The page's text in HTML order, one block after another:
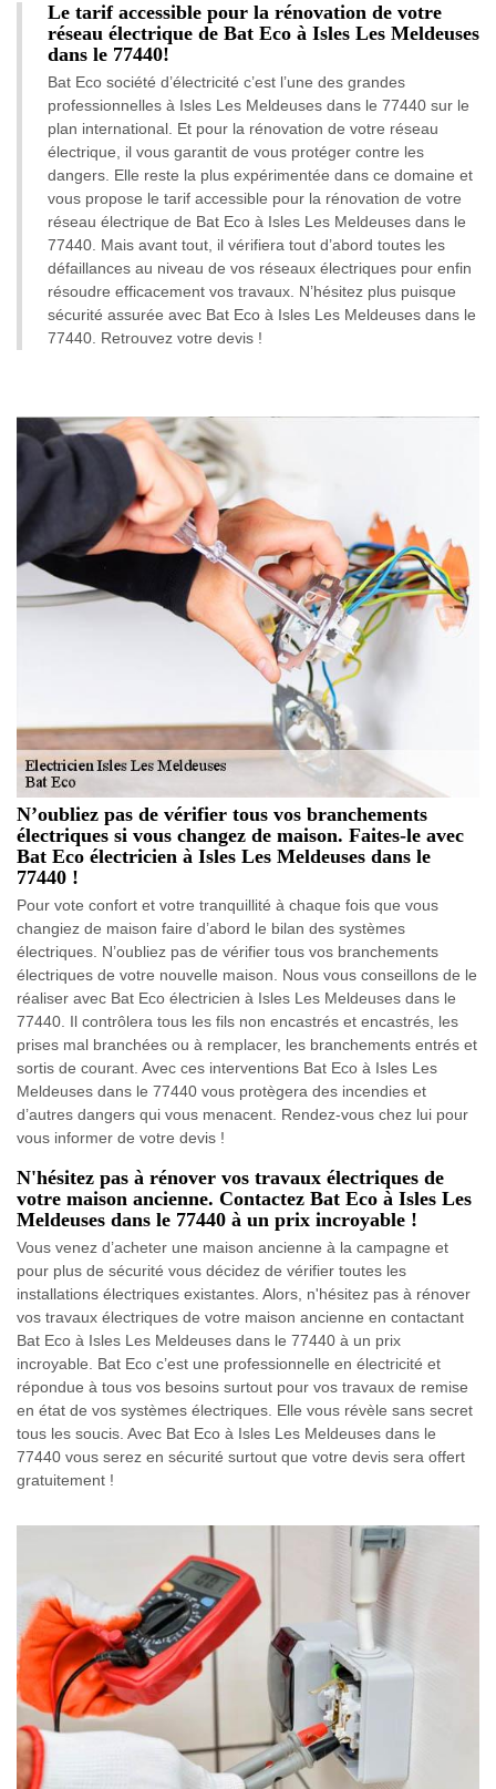
Le tarif accessible pour la rénovation de votre
réseau électrique de Bat Eco à Isles Les Meldeuses
dans le 77440!
Bat Eco société d’électricité c’est l’une des grandes
professionnelles à Isles Les Meldeuses dans le 77440 sur le
plan international. Et pour la rénovation de votre réseau
électrique, il vous garantit de vous protéger contre les
dangers. Elle reste la plus expérimentée dans ce domaine et
vous propose le tarif accessible pour la rénovation de votre
réseau électrique de Bat Eco à Isles Les Meldeuses dans le
77440. Mais avant tout, il vérifiera tout d’abord toutes les
défaillances au niveau de vos réseaux électriques pour enfin
résoudre efficacement vos travaux. N’hésitez plus puisque
sécurité assurée avec Bat Eco à Isles Les Meldeuses dans le
77440. Retrouvez votre devis !
N’oubliez pas de vérifier tous vos branchements
électriques si vous changez de maison. Faites-le avec
Bat Eco électricien à Isles Les Meldeuses dans le
77440 !
Pour vote confort et votre tranquillité à chaque fois que vous
changiez de maison faire d’abord le bilan des systèmes
électriques. N’oubliez pas de vérifier tous vos branchements
électriques de votre nouvelle maison. Nous vous conseillons de le
réaliser avec Bat Eco électricien à Isles Les Meldeuses dans le
77440. Il contrôlera tous les fils non encastrés et encastrés, les
prises mal branchées ou à remplacer, les branchements entrés et
sortis de courant. Avec ces interventions Bat Eco à Isles Les
Meldeuses dans le 77440 vous protègera des incendies et
d’autres dangers qui vous menacent. Rendez-vous chez lui pour
vous informer de votre devis !
N'hésitez pas à rénover vos travaux électriques de
votre maison ancienne. Contactez Bat Eco à Isles Les
Meldeuses dans le 77440 à un prix incroyable !
Vous venez d’acheter une maison ancienne à la campagne et
pour plus de sécurité vous décidez de vérifier toutes les
installations électriques existantes. Alors, n'hésitez pas à rénover
vos travaux électriques de votre maison ancienne en contactant
Bat Eco à Isles Les Meldeuses dans le 77440 à un prix
incroyable. Bat Eco c’est une professionnelle en électricité et
répondue à tous vos besoins surtout pour vos travaux de remise
en état de vos systèmes électriques. Elle vous révèle sans secret
tous les soucis. Avec Bat Eco à Isles Les Meldeuses dans le
77440 vous serez en sécurité surtout que votre devis sera offert
gratuitement !